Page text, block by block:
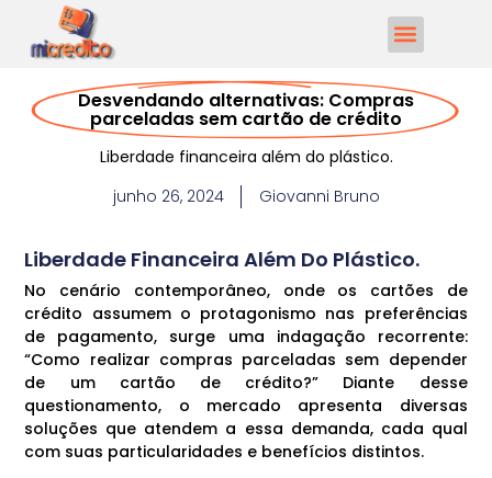
Desvendando alternativas: Compras
parceladas sem cartão de crédito
Liberdade financeira além do plástico.
junho 26, 2024
Giovanni Bruno
Liberdade Financeira Além Do Plástico.
No cenário contemporâneo, onde os cartões de
crédito assumem o protagonismo nas preferências
de pagamento, surge uma indagação recorrente:
“Como realizar compras parceladas sem depender
de um cartão de crédito?” Diante desse
questionamento, o mercado apresenta diversas
soluções que atendem a essa demanda, cada qual
com suas particularidades e benefícios distintos.